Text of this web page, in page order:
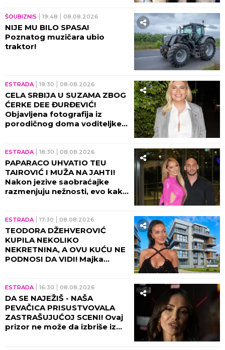
ŠOUBIZNIS 19:48 08.08.2026
NIJE MU BILO SPASA!
Poznatog muzičara ubio
traktor!
ESTRADA 19:30 08.08.2026
CELA SRBIJA U SUZAMA ZBOG
ĆERKE DEE ĐURĐEVIĆ!
Objavljena fotografija iz
porodičnog doma voditeljke,
ESTRADA 18:30 08.08.2026
PAPARACO UHVATIO TEU
TAIROVIĆ I MUŽA NA JAHTI!
Nakon jezive saobraćajke
razmenjuju nežnosti, evo kako
ESTRADA 17:30 08.08.2026
TEODORA DŽEHVEROVIĆ
KUPILA NEKOLIKO
NEKRETNINA, A OVU KUĆU NE
PODNOSI DA VIDI! Majka
ESTRADA 16:30 08.08.2026
DA SE NAJEŽIŠ - NAŠA
PEVAČICA PRISUSTVOVALA
ZASTRAŠUJUĆOJ SCENI! Ovaj
prizor ne može da izbriše iz